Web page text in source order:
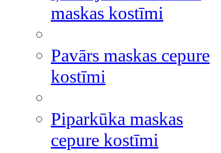
maskas kostīmi
Pavārs maskas cepure
kostīmi
Piparkūka maskas
cepure kostīmi